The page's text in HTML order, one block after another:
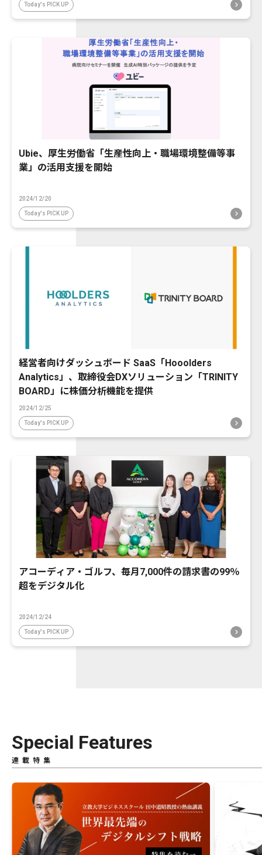
Today's PICK UP
Ubie、厚生労働省「生産性向上・職場環境整備等事
業」の活用支援を開始
2024/12/20
Today's PICK UP
経営者向けダッシュボード SaaS「Hooolders
Analytics」、取締役会DXソリューション「TRINITY
BOARD」に株価分析機能を提供
2024/12/25
Today's PICK UP
アコーディア・ゴルフ、毎月7,000件の請求書の99％
超をデジタル化
2024/12/24
Today's PICK UP
Special Features
連載特集